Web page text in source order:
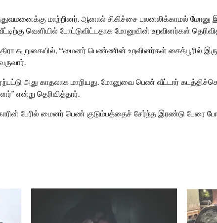
மாற்றினர். ஆனால் சிகிச்சை பலனலிக்காமல்
வெளியில் போட்டுவிட்டதாக மோனுவின் உறவினர்கள்
கூறுகையில், “‘மைனர் பெண்ணின் உறவினர்கள் சைத்பூரில்
அது காதலாக மாறியது. மோனுவை பெண் வீட்டார்
என்று தெரிவித்தார்.
பேரில் மைனர் பெண் குடும்பத்தைச் சேர்ந்த இரண்டு பேரை